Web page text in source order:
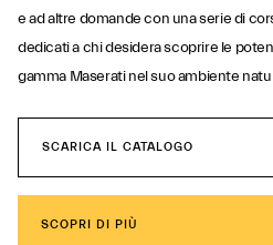
e ad altre domande con una serie di
dedicati a chi desidera scoprire le
gamma Maserati nel suo ambiente
SCARICA IL CATALOGO
SCOPRI DI PIÙ